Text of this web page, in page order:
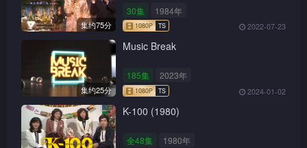
集约75分
30集 1984年
2022-07-23
集约25分
Music Break
185集 2023年
2024-01-02
K-100 (1980)
全48集 1980年